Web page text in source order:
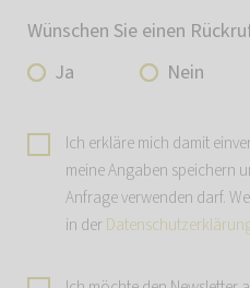
Wünschen Sie einen
Ja
Nein
Ich erkläre mich damit
meine Angaben speichern
Anfrage verwenden darf.
in der